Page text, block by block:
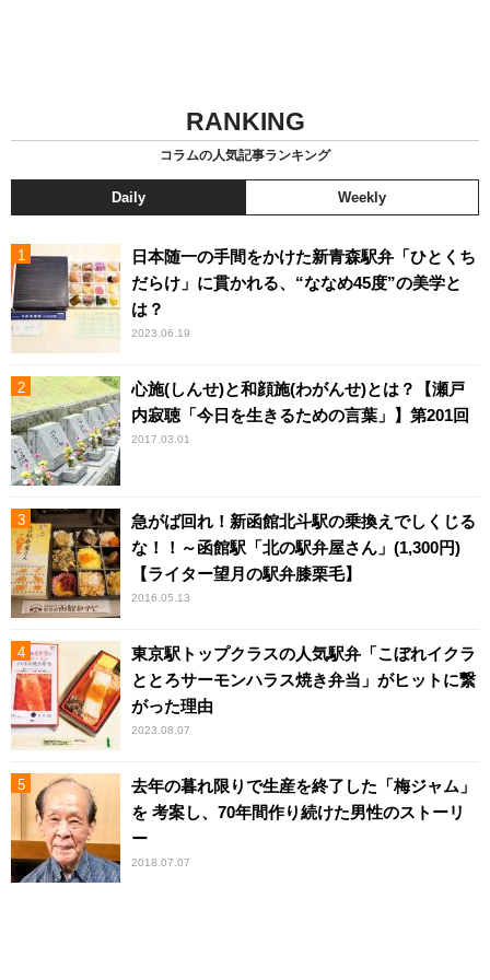
RANKING
コラムの人気記事ランキング
Daily Weekly
日本随一の手間をかけた新青森駅弁「ひとくち
だらけ」に貫かれる、“ななめ45度”の美学と
は？
2023.06.19
心施(しんせ)と和顔施(わがんせ)とは？【瀬戸
内寂聴「今日を生きるための言葉」】第201回
2017.03.01
急がば回れ！新函館北斗駅の乗換えでしくじる
な！！～函館駅「北の駅弁屋さん」(1,300円)
【ライター望月の駅弁膝栗毛】
2016.05.13
東京駅トップクラスの人気駅弁「こぼれイクラ
ととろサーモンハラス焼き弁当」がヒットに繋
がった理由
2023.08.07
去年の暮れ限りで生産を終了した「梅ジャム」
を 考案し、70年間作り続けた男性のストーリ
ー
2018.07.07